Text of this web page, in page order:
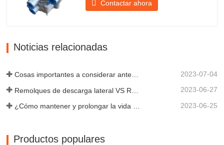
frenado suave del remolque. Chengda,
tipos de remolques, integrando
producción, investigación y desarrollo
Contactar ahora
Noticias relacionadas
Cosas importantes a considerar antes de comprar un remolque volquete 2023-07-04
2023-06-27
2023-06-25
Productos populares